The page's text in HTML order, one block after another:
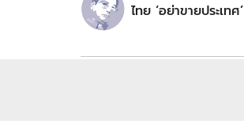
ไทย ‘อย่าขายประเทศ’